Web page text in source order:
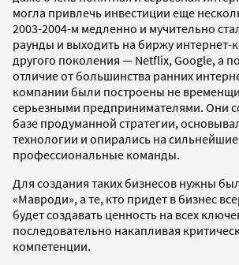
могла привлечь инвестиции еще
2003-2004-м медленно и мучительно
раунды и выходить на биржу интернет-
другого поколения — Netflix, Google, а
отличие от большинства ранних
компании были построены не
серьезными предпринимателями. Они
базе продуманной стратегии,
технологии и опирались на сильнейшие
профессиональные команды.
Для создания таких бизнесов нужны
«Мавроди», а те, кто придет в бизнес
будет создавать ценность на всех
последовательно накапливая
компетенции.